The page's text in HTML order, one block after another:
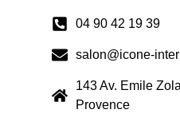
04 90 42 19 39
salon@icone-
143 Av. Emile
Provence